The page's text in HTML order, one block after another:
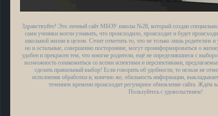
Здравствуйте! Это личный сайт МБОУ школы №28, который создан
сами ученики могли узнавать, что происходило, происходит и будет
школьной жизни в целом. Стоит отметить то, что не только лишь родителям и
но и остальные, совершенно посторонние, могут проинформироваться о
удобен и прекрасен тем, что многие родители, ещё не определившиеся с
возможность ознакомиться со всеми аспектами и перспективами,
сделать правильный выбор! Если говорить об удобности, то нельзя не
исполнения обработки и, конечно же, обильность информации,
течением времени происходит регулярное обновление сайта. Ждём
Пользуйтесь с удовольствием!